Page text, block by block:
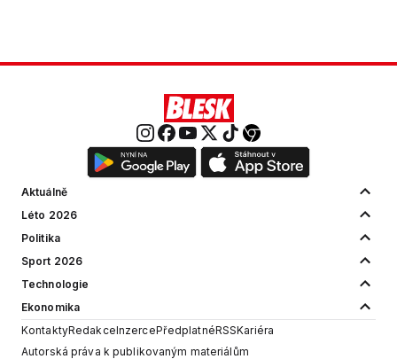
Aktuálně
Léto 2026
Politika
Sport 2026
Technologie
Ekonomika
KontaktyRedakceInzercePředplatnéRSSKariéra
Autorská práva k publikovaným materiálům